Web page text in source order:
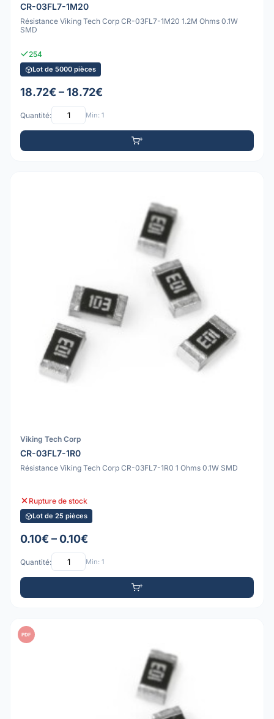
CR-03FL7-1M20
Résistance Viking Tech Corp CR-03FL7-1M20 1.2M Ohms 0.1W
SMD
254
Lot de 5000 pièces
18.72€ – 18.72€
Quantité: Min: 1
Viking Tech Corp
CR-03FL7-1R0
Résistance Viking Tech Corp CR-03FL7-1R0 1 Ohms 0.1W SMD
Rupture de stock
Lot de 25 pièces
0.10€ – 0.10€
Quantité: Min: 1
PDF